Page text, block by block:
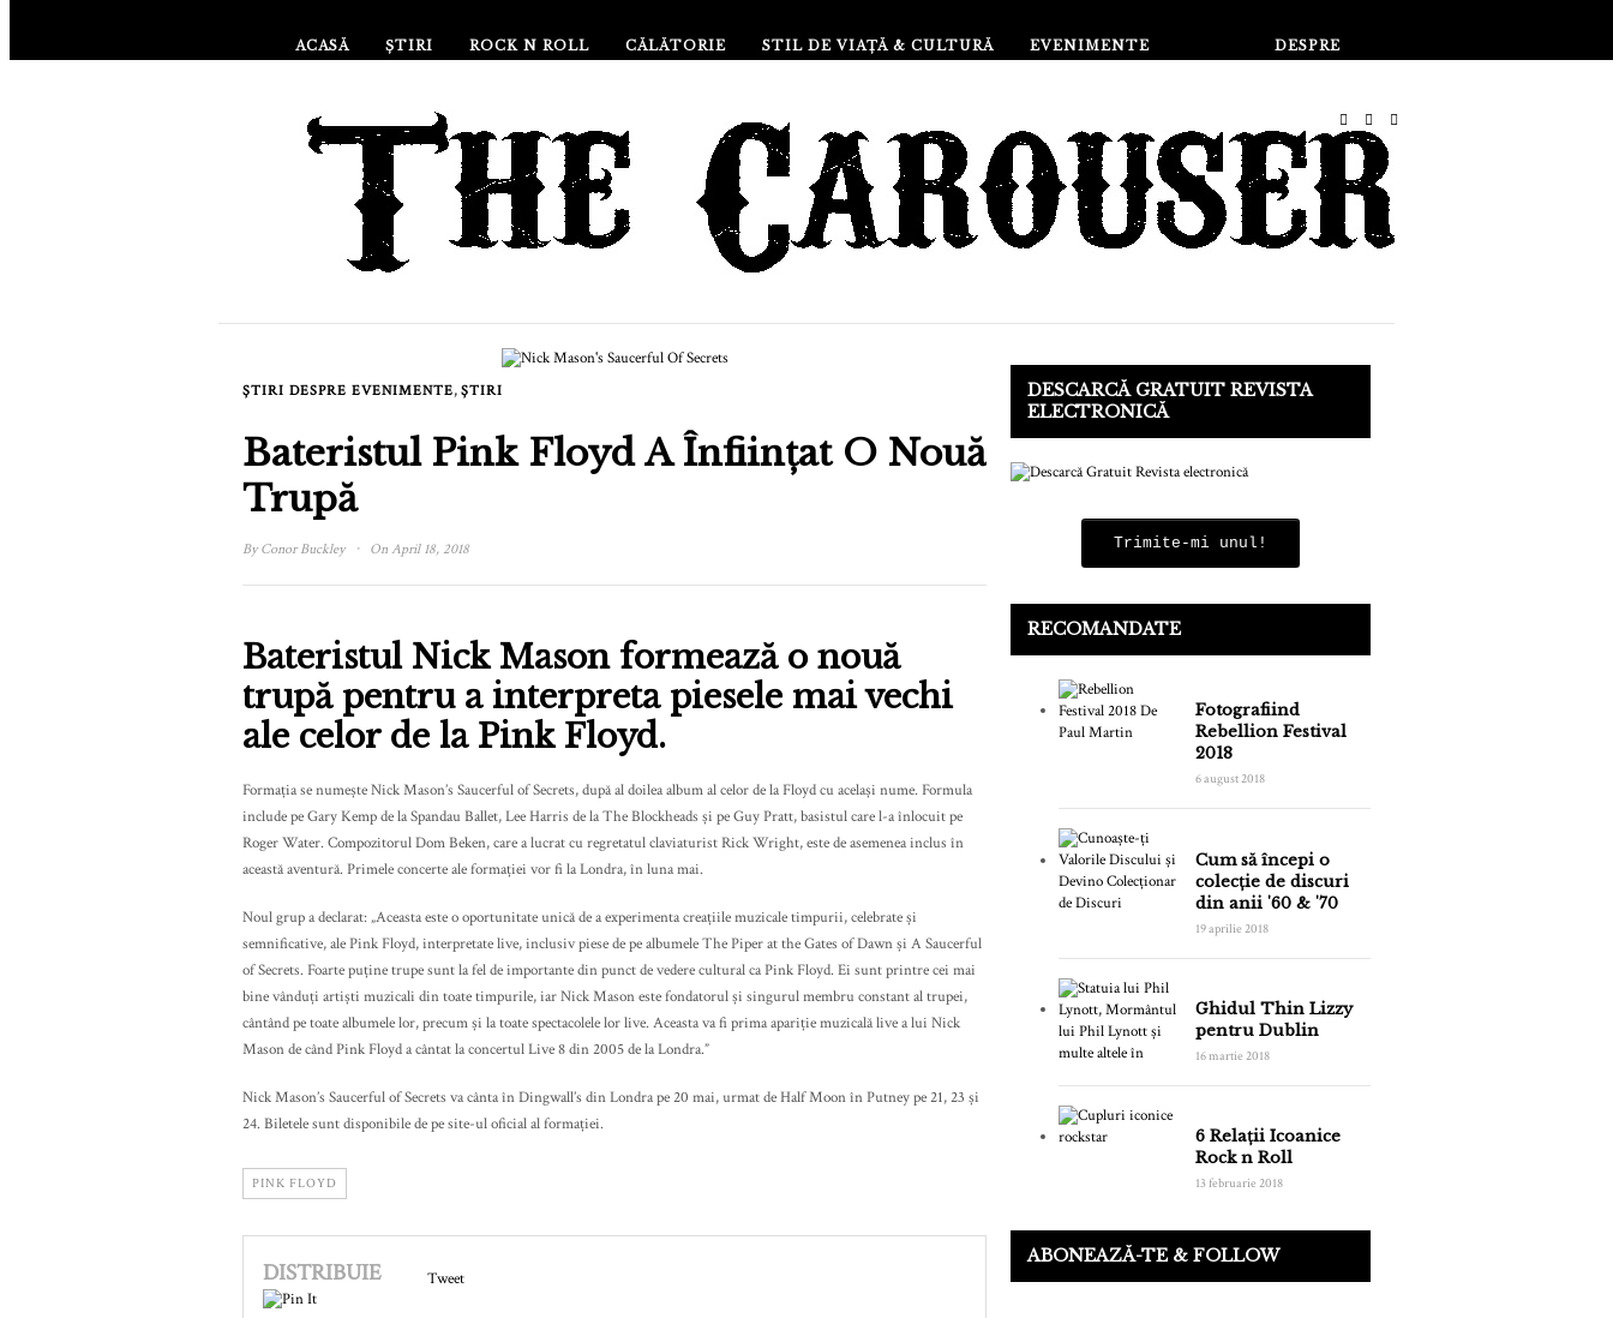
ACASĂ ȘTIRI ROCK N ROLL CĂLĂTORIE STIL DE VIAȚĂ & CULTURĂ EVENIMENTE DESPRE
ȘTIRI DESPRE EVENIMENTE, ȘTIRI
Bateristul Pink Floyd A Înființat O Nouă
Trupă
ByConor Buckley · On April 18, 2018
Bateristul Nick Mason formează o nouă
trupă pentru a interpreta piesele mai vechi
ale celor de la Pink Floyd.
Formația se numește Nick Mason’s Saucerful of Secrets, după al doilea album al celor de la Floyd cu același nume. Formula
include pe Gary Kemp de la Spandau Ballet, Lee Harris de la The Blockheads și pe Guy Pratt, basistul care l-a înlocuit pe
Roger Water. Compozitorul Dom Beken, care a lucrat cu regretatul claviaturist Rick Wright, este de asemenea inclus în
această aventură. Primele concerte ale formației vor fi la Londra, în luna mai.
Noul grup a declarat: „Aceasta este o oportunitate unică de a experimenta creațiile muzicale timpurii, celebrate și
semnificative, ale Pink Floyd, interpretate live, inclusiv piese de pe albumele The Piper at the Gates of Dawn și A Saucerful
of Secrets. Foarte puține trupe sunt la fel de importante din punct de vedere cultural ca Pink Floyd. Ei sunt printre cei mai
bine vânduți artiști muzicali din toate timpurile, iar Nick Mason este fondatorul și singurul membru constant al trupei,
cântând pe toate albumele lor, precum și la toate spectacolele lor live. Aceasta va fi prima apariție muzicală live a lui Nick
Mason de când Pink Floyd a cântat la concertul Live 8 din 2005 de la Londra.”
Nick Mason’s Saucerful of Secrets va cânta în Dingwall’s din Londra pe 20 mai, urmat de Half Moon în Putney pe 21, 23 și
24. Biletele sunt disponibile de pe site-ul oficial al formației.
PINK FLOYD
DISTRIBUIE Tweet
DESCARCĂ GRATUIT REVISTA
ELECTRONICĂ
Trimite-mi unul!
RECOMANDATE
Fotografiind
Rebellion Festival
2018
6 august 2018
Cum să începi o
colecție de discuri
din anii '60 & '70
19 aprilie 2018
Ghidul Thin Lizzy
pentru Dublin
16 martie 2018
6 Relații Icoanice
Rock n Roll
13 februarie 2018
ABONEAZĂ-TE & FOLLOW